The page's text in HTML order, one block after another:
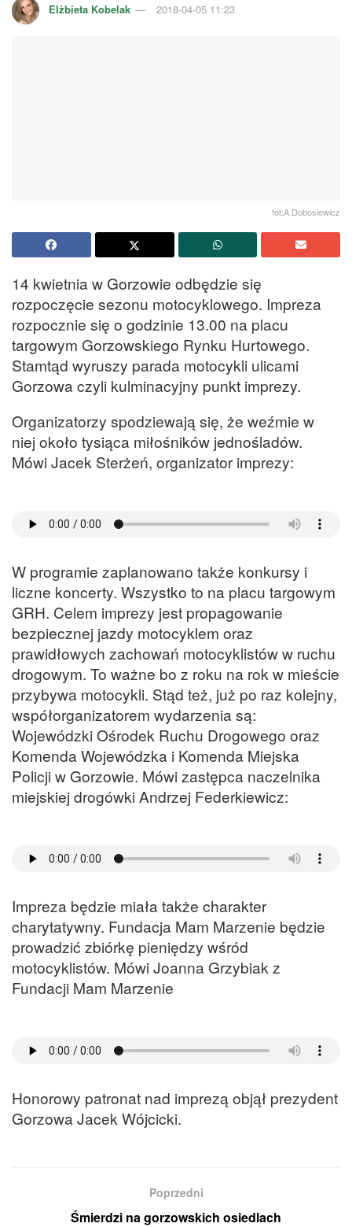
Elżbieta Kobelak 2018-04-05 11:23
fot:A.Dobosiewicz
14 kwietnia w Gorzowie odbędzie się
rozpoczęcie sezonu motocyklowego. Impreza
rozpocznie się o godzinie 13.00 na placu
targowym Gorzowskiego Rynku Hurtowego.
Stamtąd wyruszy parada motocykli ulicami
Gorzowa czyli kulminacyjny punkt imprezy.
Organizatorzy spodziewają się, że weźmie w
niej około tysiąca miłośników jednośladów.
Mówi Jacek Sterżeń, organizator imprezy:
W programie zaplanowano także konkursy i
liczne koncerty. Wszystko to na placu targowym
GRH. Celem imprezy jest propagowanie
bezpiecznej jazdy motocyklem oraz
prawidłowych zachowań motocyklistów w ruchu
drogowym. To ważne bo z roku na rok w mieście
przybywa motocykli. Stąd też, już po raz kolejny,
współorganizatorem wydarzenia są:
Wojewódzki Ośrodek Ruchu Drogowego oraz
Komenda Wojewódzka i Komenda Miejska
Policji w Gorzowie. Mówi zastępca naczelnika
miejskiej drogówki Andrzej Federkiewicz:
Impreza będzie miała także charakter
charytatywny. Fundacja Mam Marzenie będzie
prowadzić zbiórkę pieniędzy wśród
motocyklistów. Mówi Joanna Grzybiak z
Fundacji Mam Marzenie
Honorowy patronat nad imprezą objął prezydent
Gorzowa Jacek Wójcicki.
Poprzedni
Śmierdzi na gorzowskich osiedlach